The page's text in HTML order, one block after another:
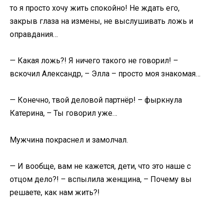
то я просто хочу жить спокойно! Не ждать его,
закрыв глаза на измены, не выслушивать ложь и
оправдания…
— Какая ложь?! Я ничего такого не говорил! –
вскочил Александр, – Элла – просто моя знакомая…
— Конечно, твой деловой партнёр! – фыркнула
Катерина, – Ты говорил уже…
Мужчина покраснел и замолчал.
— И вообще, вам не кажется, дети, что это наше с
отцом дело?! – вспылила женщина, – Почему вы
решаете, как нам жить?!